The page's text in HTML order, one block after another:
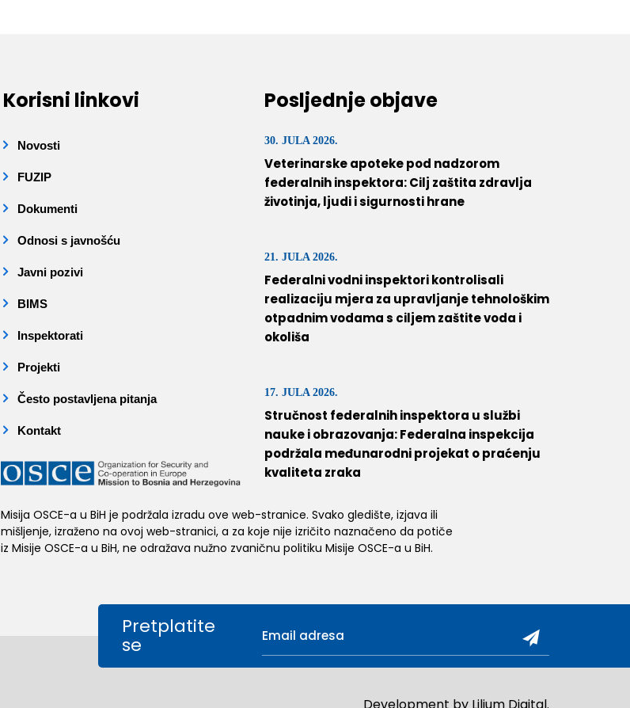
Korisni linkovi
Novosti
FUZIP
Dokumenti
Odnosi s javnošću
Javni pozivi
BIMS
Inspektorati
Projekti
Često postavljena pitanja
Kontakt
Misija OSCE-a u BiH je podržala izradu ove web-stranice. Svako gledište, izjava ili
mišljenje, izraženo na ovoj web-stranici, a za koje nije izričito naznačeno da potiče
iz Misije OSCE-a u BiH, ne odražava nužno zvaničnu politiku Misije OSCE-a u BiH.
Posljednje objave
30. JULA 2026.
Veterinarske apoteke pod nadzorom
federalnih inspektora: Cilj zaštita zdravlja
životinja, ljudi i sigurnosti hrane
21. JULA 2026.
Federalni vodni inspektori kontrolisali
realizaciju mjera za upravljanje tehnološkim
otpadnim vodama s ciljem zaštite voda i
okoliša
17. JULA 2026.
Stručnost federalnih inspektora u službi
nauke i obrazovanja: Federalna inspekcija
podržala međunarodni projekat o praćenju
kvaliteta zraka
Pretplatite
se